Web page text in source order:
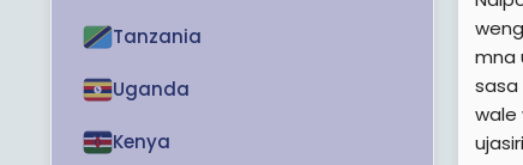
mna
sasa
wale
Tanzania
Uganda
Kenya